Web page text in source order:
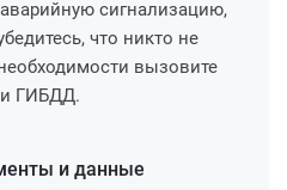
сигнализацию,
что никто не
вызовите
ГИБДД.
и данные